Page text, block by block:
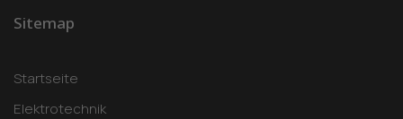
Sitemap
Startseite
Elektrotechnik